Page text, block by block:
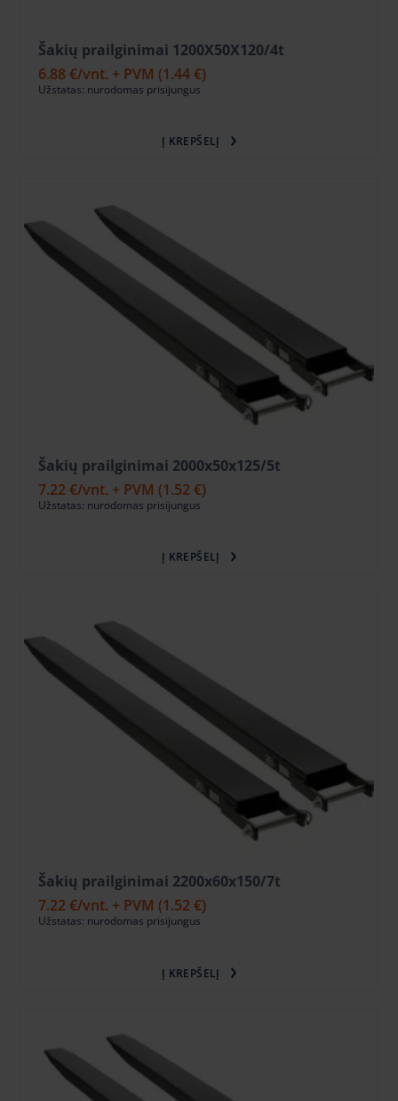
Šakių prailginimai 1200X50X120/4t
6.88 €/vnt. + PVM (1.44 €)
Užstatas: nurodomas prisijungus
Į KREPŠELĮ
Šakių prailginimai 2000x50x125/5t
7.22 €/vnt. + PVM (1.52 €)
Užstatas: nurodomas prisijungus
Į KREPŠELĮ
Šakių prailginimai 2200x60x150/7t
7.22 €/vnt. + PVM (1.52 €)
Užstatas: nurodomas prisijungus
Į KREPŠELĮ